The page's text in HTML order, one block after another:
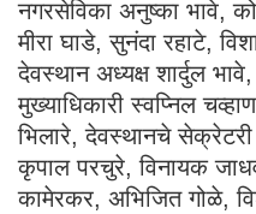
नगरसेविका अनुष्का भावे,
मीरा घाडे, सुनंदा रहाटे,
देवस्थान अध्यक्ष शार्दुल
मुख्याधिकारी स्वप्निल
भिलारे, देवस्थानचे
कृपाल परचुरे, विनायक
कामेरकर, अभिजित गोळे,